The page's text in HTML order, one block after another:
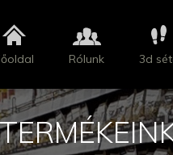
Rólunk 3d